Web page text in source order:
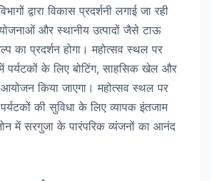
द्वारा विकास प्रदर्शनी लगाई जा रही
और स्थानीय उत्पादों जैसे टाऊ
का प्रदर्शन होगा। महोत्सव स्थल पर
में पर्यटकों के लिए बोटिंग, साहसिक खेल और
किया जाएगा। महोत्सव स्थल पर
पर्यटकों की सुविधा के लिए व्यापक इंतजाम
में सरगुजा के पारंपरिक व्यंजनों का आनंद